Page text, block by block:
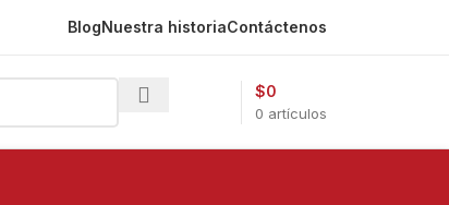
BlogNuestra historiaContáctenos
0 artículos
$0